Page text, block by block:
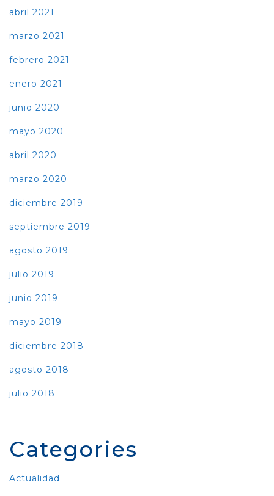
abril 2021
marzo 2021
febrero 2021
enero 2021
junio 2020
mayo 2020
abril 2020
marzo 2020
diciembre 2019
septiembre 2019
agosto 2019
julio 2019
junio 2019
mayo 2019
diciembre 2018
agosto 2018
julio 2018
Categories
Actualidad